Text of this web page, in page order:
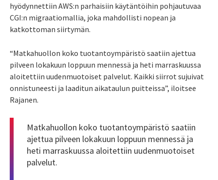
hyödynnettiin AWS:n parhaisiin käytäntöihin pohjautuvaa
CGI:n migraatiomallia, joka mahdollisti nopean ja
katkottoman siirtymän.
“Matkahuollon koko tuotantoympäristö saatiin ajettua
pilveen lokakuun loppuun mennessä ja heti marraskuussa
aloitettiin uudenmuotoiset palvelut. Kaikki siirrot sujuivat
onnistuneesti ja laaditun aikataulun puitteissa”, iloitsee
Rajanen.
Matkahuollon koko tuotantoympäristö saatiin
ajettua pilveen lokakuun loppuun mennessä ja
heti marraskuussa aloitettiin uudenmuotoiset
palvelut.